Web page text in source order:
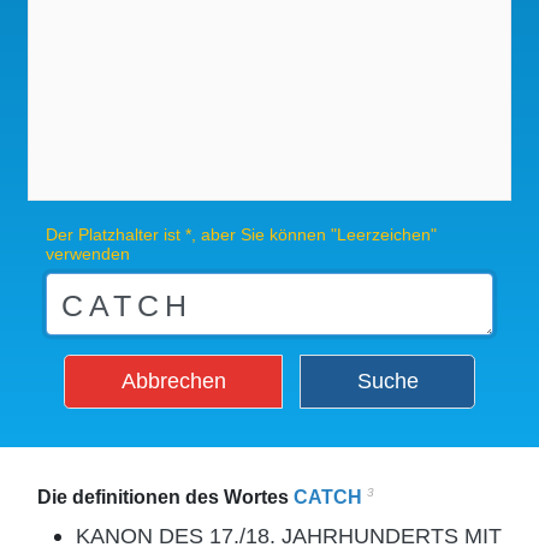
Der Platzhalter ist *, aber Sie können "Leerzeichen"
verwenden
Abbrechen Suche
Die definitionen des Wortes CATCH 3
KANON DES 17./18. JAHRHUNDERTS MIT